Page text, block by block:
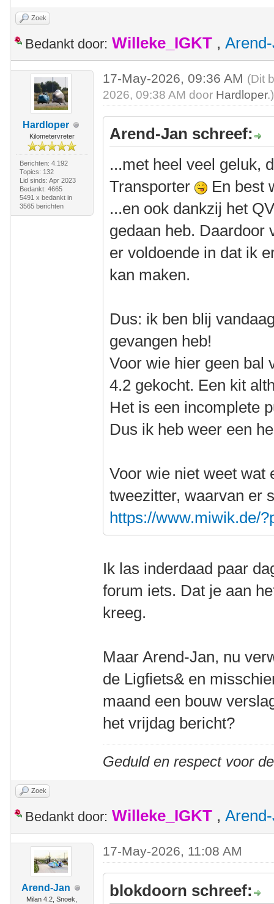
Zoek
Bedankt door: Willeke_IGKT ,
Hardloper
Kilometervreter
Berichten: 4.192
Topics: 132
Lid sinds: Apr 2023
Bedankt: 4665
5491 x bedankt in
3565 berichten
17-May-2026, 09:36 AM (Dit
2026, 09:38 AM door Hardloper.)
Arend-Jan schreef:
...met heel veel geluk,
Transporter
En best
...en ook dankzij het
gedaan heb. Daardoor
er voldoende in dat ik
kan maken.
Dus: ik ben blij
gevangen heb!
Voor wie hier geen bal
4.2 gekocht. Een kit
Het is een incomplete
Dus ik heb weer een
Voor wie niet weet wat
tweezitter, waarvan er
https://www.miwik.de/
Ik las inderdaad paar
forum iets. Dat je aan
kreeg.
Maar Arend-Jan, nu
de Ligfiets& en
maand een bouw
het vrijdag bericht?
Geduld en respect voor
Zoek
Bedankt door: Willeke_IGKT ,
Arend-Jan
Milan 4.2, Snoek,
17-May-2026, 11:08 AM
blokdoorn schreef: